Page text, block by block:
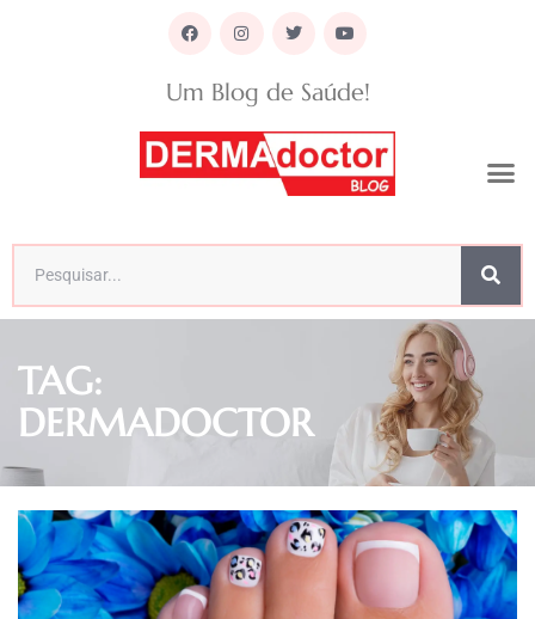
Um Blog de Saúde!
TAG:
DERMADOCTOR